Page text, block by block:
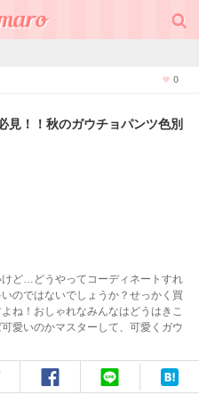
0
見！！秋のガウチョパンツ色別
ど…どうやってコーディネートすれ
のではないでしょうか？せっかく買
ね！おしゃれなみんなはどうはきこ
愛いのかマスターして、可愛くガウ